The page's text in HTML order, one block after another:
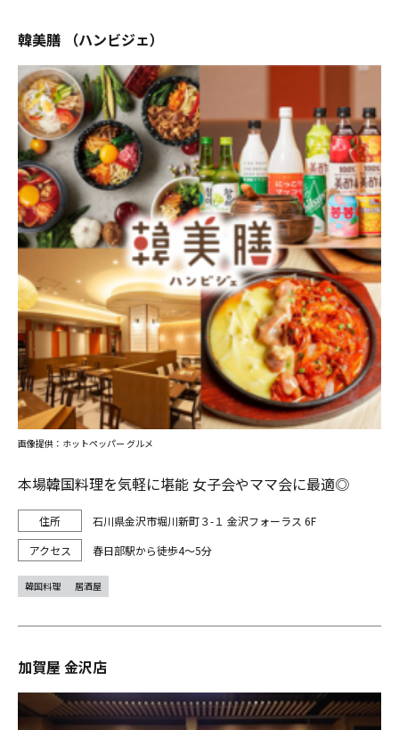
韓美膳 （ハンビジェ）
本場韓国料理を気軽に堪能 女子会やママ会に最適◎
石川県金沢市堀川新町３-１ 金沢フォーラス 6F
春日部駅から徒歩4～5分
画像提供：ホットペッパー グルメ
韓国料理 居酒屋
加賀屋 金沢店